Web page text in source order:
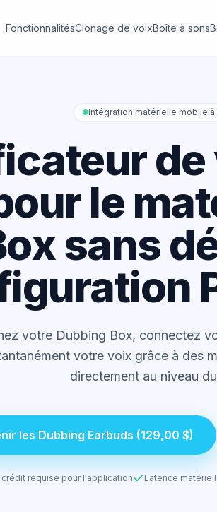
FonctionnalitésClonage de voixBoîte à sons
Intégration matérielle mobile
de
le
sans
votre Dubbing Box, connectez
votre voix grâce à des
directement au niveau
les Dubbing Earbuds (129,00 $)
requise pour l'application Latence